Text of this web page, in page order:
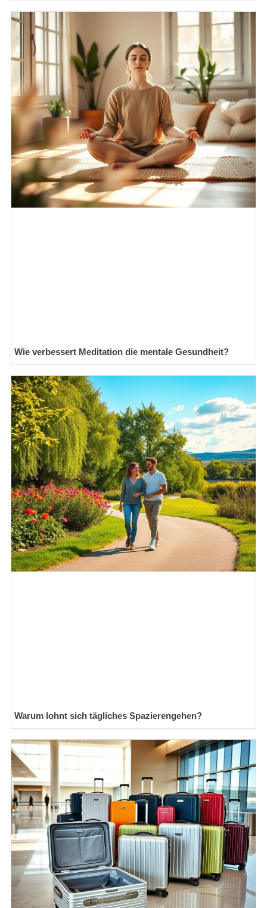
Wie verbessert Meditation die mentale Gesundheit?
Warum lohnt sich tägliches Spazierengehen?